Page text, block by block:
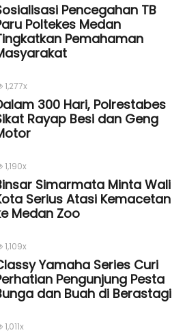
Pencegahan TB
Poltekes Medan
Pemahaman
1,277x
300 Hari, Polrestabes
Rayap Besi dan Geng
1,190x
Simarmata Minta Wali
Serius Atasi Kemacetan
Medan Zoo
1,109x
Yamaha Series Curi
Pengunjung Pesta
dan Buah di Berastagi
1,011x